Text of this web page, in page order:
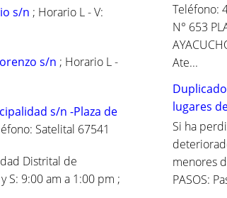
s/n ; Horario L - V:
s/n ; Horario L -
s/n -Plaza de
Satelital 67541
Distrital de
S: 9:00 am a 1:00 pm ;
Teléfono:
N° 653
Ate...
lugares
Si ha
menores
PASOS: